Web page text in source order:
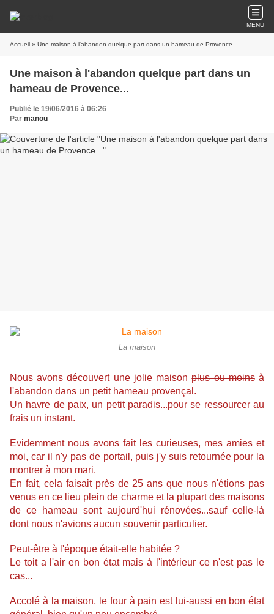
MENU
Accueil » Une maison à l'abandon quelque part dans un hameau de Provence...
Une maison à l'abandon quelque part dans un
hameau de Provence...
Publié le 19/06/2016 à 06:26
Par manou
La maison
Nous avons découvert une jolie maisonplus ou moinsà
l'abandon dans un petit hameau provençal.
Un havre de paix, un petit paradis...pour se ressourcer au
frais un instant.
Evidemment nous avons fait les curieuses, mes amies et
moi, car il n'y pas de portail, puis j'y suis retournée pour la
montrer à mon mari.
En fait, cela faisait près de 25 ans que nous n'étions pas
venus en ce lieu plein de charme et la plupart des maisons
de ce hameau sont aujourd'hui rénovées...sauf celle-là
dont nous n'avions aucun souvenir particulier.
Peut-être à l'époque était-elle habitée ?
Le toit a l'air en bon état mais à l'intérieur ce n'est pas le
cas...
Accolé à la maison, le four à pain est lui-aussi en bon état